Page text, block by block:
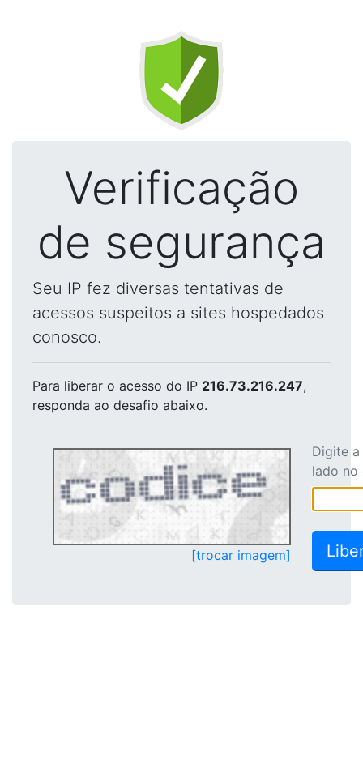
Verificação
de segurança
Seu IP fez diversas tentativas de
acessos suspeitos a sites hospedados
conosco.
Para liberar o acesso do IP 216.73.216.247,
responda ao desafio abaixo.
[trocar imagem]
Digite
lado no